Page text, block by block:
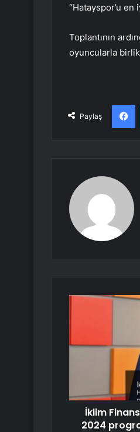
“Hatayspor’u
Toplantının
oyuncularla
Paylaş
İklim
2024